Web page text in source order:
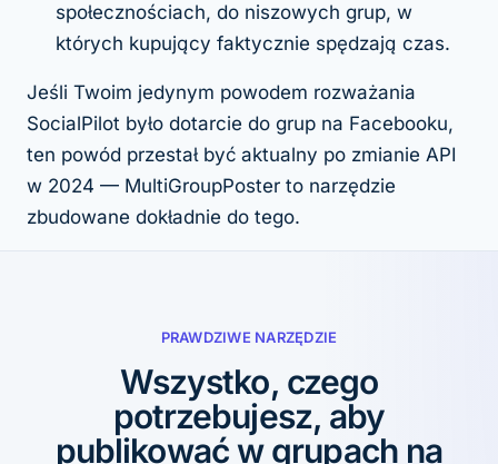
społecznościach, do niszowych grup, w
których kupujący faktycznie spędzają czas.
Jeśli Twoim jedynym powodem rozważania
SocialPilot było dotarcie do grup na Facebooku,
ten powód przestał być aktualny po zmianie API
w 2024 — MultiGroupPoster to narzędzie
zbudowane dokładnie do tego.
PRAWDZIWE NARZĘDZIE
Wszystko, czego
potrzebujesz, aby
publikować w grupach na